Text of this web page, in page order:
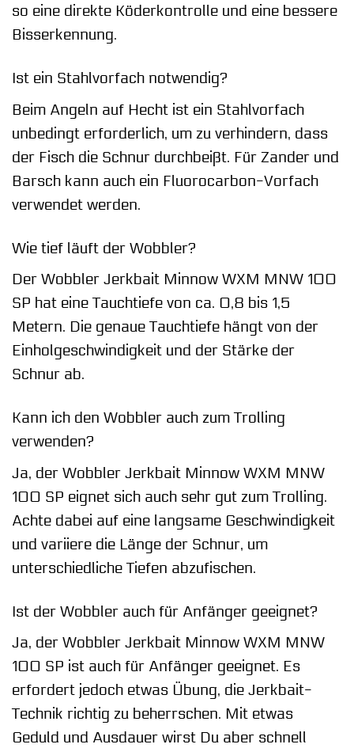
so eine direkte Köderkontrolle und eine bessere
Bisserkennung.
Ist ein Stahlvorfach notwendig?
Beim Angeln auf Hecht ist ein Stahlvorfach
unbedingt erforderlich, um zu verhindern, dass
der Fisch die Schnur durchbeißt. Für Zander und
Barsch kann auch ein Fluorocarbon-Vorfach
verwendet werden.
Wie tief läuft der Wobbler?
Der Wobbler Jerkbait Minnow WXM MNW 100
SP hat eine Tauchtiefe von ca. 0,8 bis 1,5
Metern. Die genaue Tauchtiefe hängt von der
Einholgeschwindigkeit und der Stärke der
Schnur ab.
Kann ich den Wobbler auch zum Trolling
verwenden?
Ja, der Wobbler Jerkbait Minnow WXM MNW
100 SP eignet sich auch sehr gut zum Trolling.
Achte dabei auf eine langsame Geschwindigkeit
und variiere die Länge der Schnur, um
unterschiedliche Tiefen abzufischen.
Ist der Wobbler auch für Anfänger geeignet?
Ja, der Wobbler Jerkbait Minnow WXM MNW
100 SP ist auch für Anfänger geeignet. Es
erfordert jedoch etwas Übung, die Jerkbait-
Technik richtig zu beherrschen. Mit etwas
Geduld und Ausdauer wirst Du aber schnell